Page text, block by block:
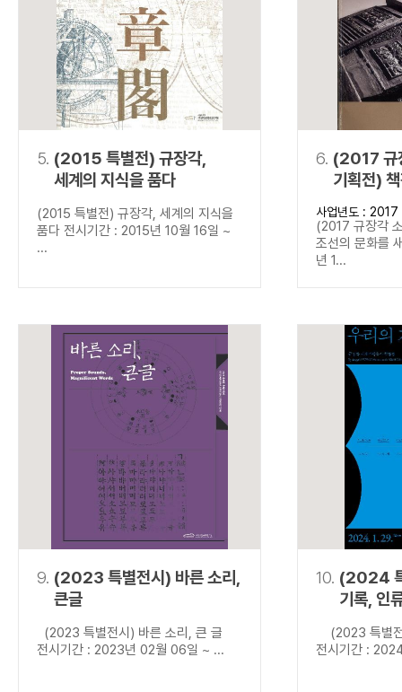
5. (2015 특별전) 규장각,
세계의 지식을 품다
(2015 특별전) 규장각, 세계의 지식을
품다 전시기간 : 2015년 10월 16일 ~
...
6. (2017 규
기획전)
새기다
사업년도 : 2017
(2017 규장각
조선의 문화를
년 1...
9. (2023 특별전시) 바른 소리,
큰글
(2023 특별전시) 바른 소리, 큰 글
전시기간 : 2023년 02월 06일 ~ ...
10. (2024
기록, 인
(2023 특별
전시기간 :